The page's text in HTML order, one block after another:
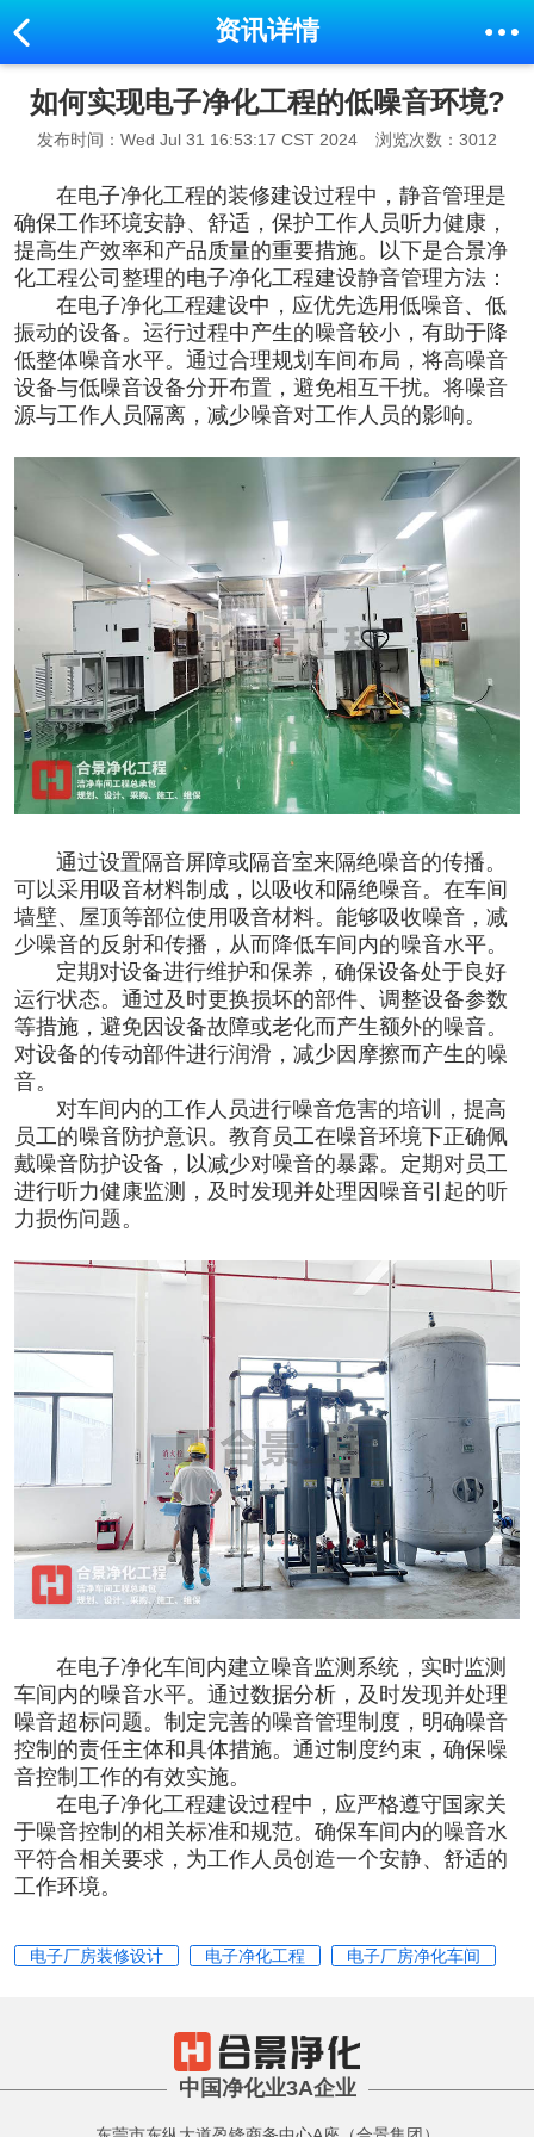
资讯详情
如何实现电子净化工程的低噪音环境?
发布时间：Wed Jul 31 16:53:17 CST 2024 浏览次数：3012
在电子净化工程的装修建设过程中，静音管理是
确保工作环境安静、舒适，保护工作人员听力健康，
提高生产效率和产品质量的重要措施。以下是合景净
化工程公司整理的电子净化工程建设静音管理方法：
在电子净化工程建设中，应优先选用低噪音、低
振动的设备。运行过程中产生的噪音较小，有助于降
低整体噪音水平。通过合理规划车间布局，将高噪音
设备与低噪音设备分开布置，避免相互干扰。将噪音
源与工作人员隔离，减少噪音对工作人员的影响。
通过设置隔音屏障或隔音室来隔绝噪音的传播。
可以采用吸音材料制成，以吸收和隔绝噪音。在车间
墙壁、屋顶等部位使用吸音材料。能够吸收噪音，减
少噪音的反射和传播，从而降低车间内的噪音水平。
定期对设备进行维护和保养，确保设备处于良好
运行状态。通过及时更换损坏的部件、调整设备参数
等措施，避免因设备故障或老化而产生额外的噪音。
对设备的传动部件进行润滑，减少因摩擦而产生的噪
音。
对车间内的工作人员进行噪音危害的培训，提高
员工的噪音防护意识。教育员工在噪音环境下正确佩
戴噪音防护设备，以减少对噪音的暴露。定期对员工
进行听力健康监测，及时发现并处理因噪音引起的听
力损伤问题。
在电子净化车间内建立噪音监测系统，实时监测
车间内的噪音水平。通过数据分析，及时发现并处理
噪音超标问题。制定完善的噪音管理制度，明确噪音
控制的责任主体和具体措施。通过制度约束，确保噪
音控制工作的有效实施。
在电子净化工程建设过程中，应严格遵守国家关
于噪音控制的相关标准和规范。确保车间内的噪音水
平符合相关要求，为工作人员创造一个安静、舒适的
工作环境。
电子厂房装修设计 电子净化工程 电子厂房净化车间
中国净化业3A企业